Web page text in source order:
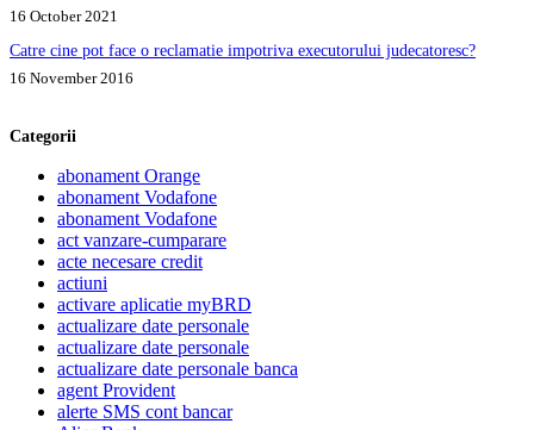
16 October 2021
Catre cine pot face o reclamatie impotriva executorului judecatoresc?
16 November 2016
Categorii
abonament Orange
abonament Vodafone
abonament Vodafone
act vanzare-cumparare
acte necesare credit
actiuni
activare aplicatie myBRD
actualizare date personale
actualizare date personale
actualizare date personale banca
agent Provident
alerte SMS cont bancar